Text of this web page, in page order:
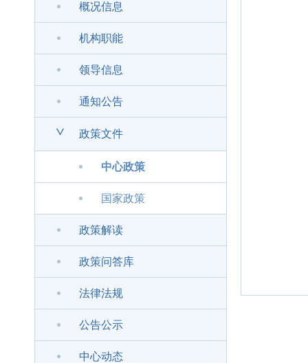
概况信息
机构职能
领导信息
通知公告
> 政策文件
中心政策
国家政策
政策解读
政策问答库
法律法规
公告公示
中心动态